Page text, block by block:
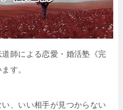
師による恋愛・婚活塾《完
す。
、いい相手が見つからない